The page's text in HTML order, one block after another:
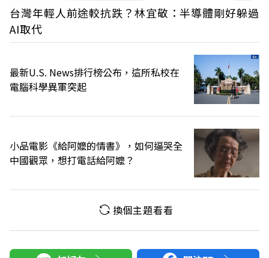
台灣年輕人前途較抗跌？林宜敬：半導體剛好躲過
AI取代
最新U.S. News排行榜公布，這所私校在
電腦科學異軍突起
小品電影《給阿嬤的情書》，如何逼哭全
中國觀眾，想打電話給阿嬤？
換個主題看看